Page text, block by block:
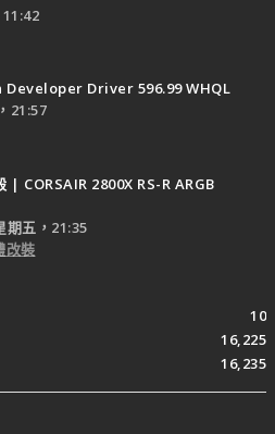
Developer Driver 596.99 WHQL
21:57
| CORSAIR 2800X RS-R ARGB
期五，21:35
改裝
10
16,225
16,235